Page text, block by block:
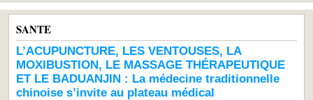
SANTE
L’ACUPUNCTURE, LES VENTOUSES, LA
MOXIBUSTION, LE MASSAGE THÉRAPEUTIQUE
ET LE BADUANJIN : La médecine traditionnelle
chinoise s’invite au plateau médical